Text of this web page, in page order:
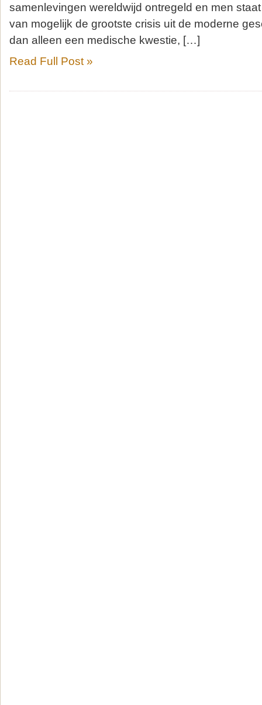
samenlevingen wereldwijd ontregeld en men
van mogelijk de grootste crisis uit de moderne
dan alleen een medische kwestie, […]
Read Full Post »